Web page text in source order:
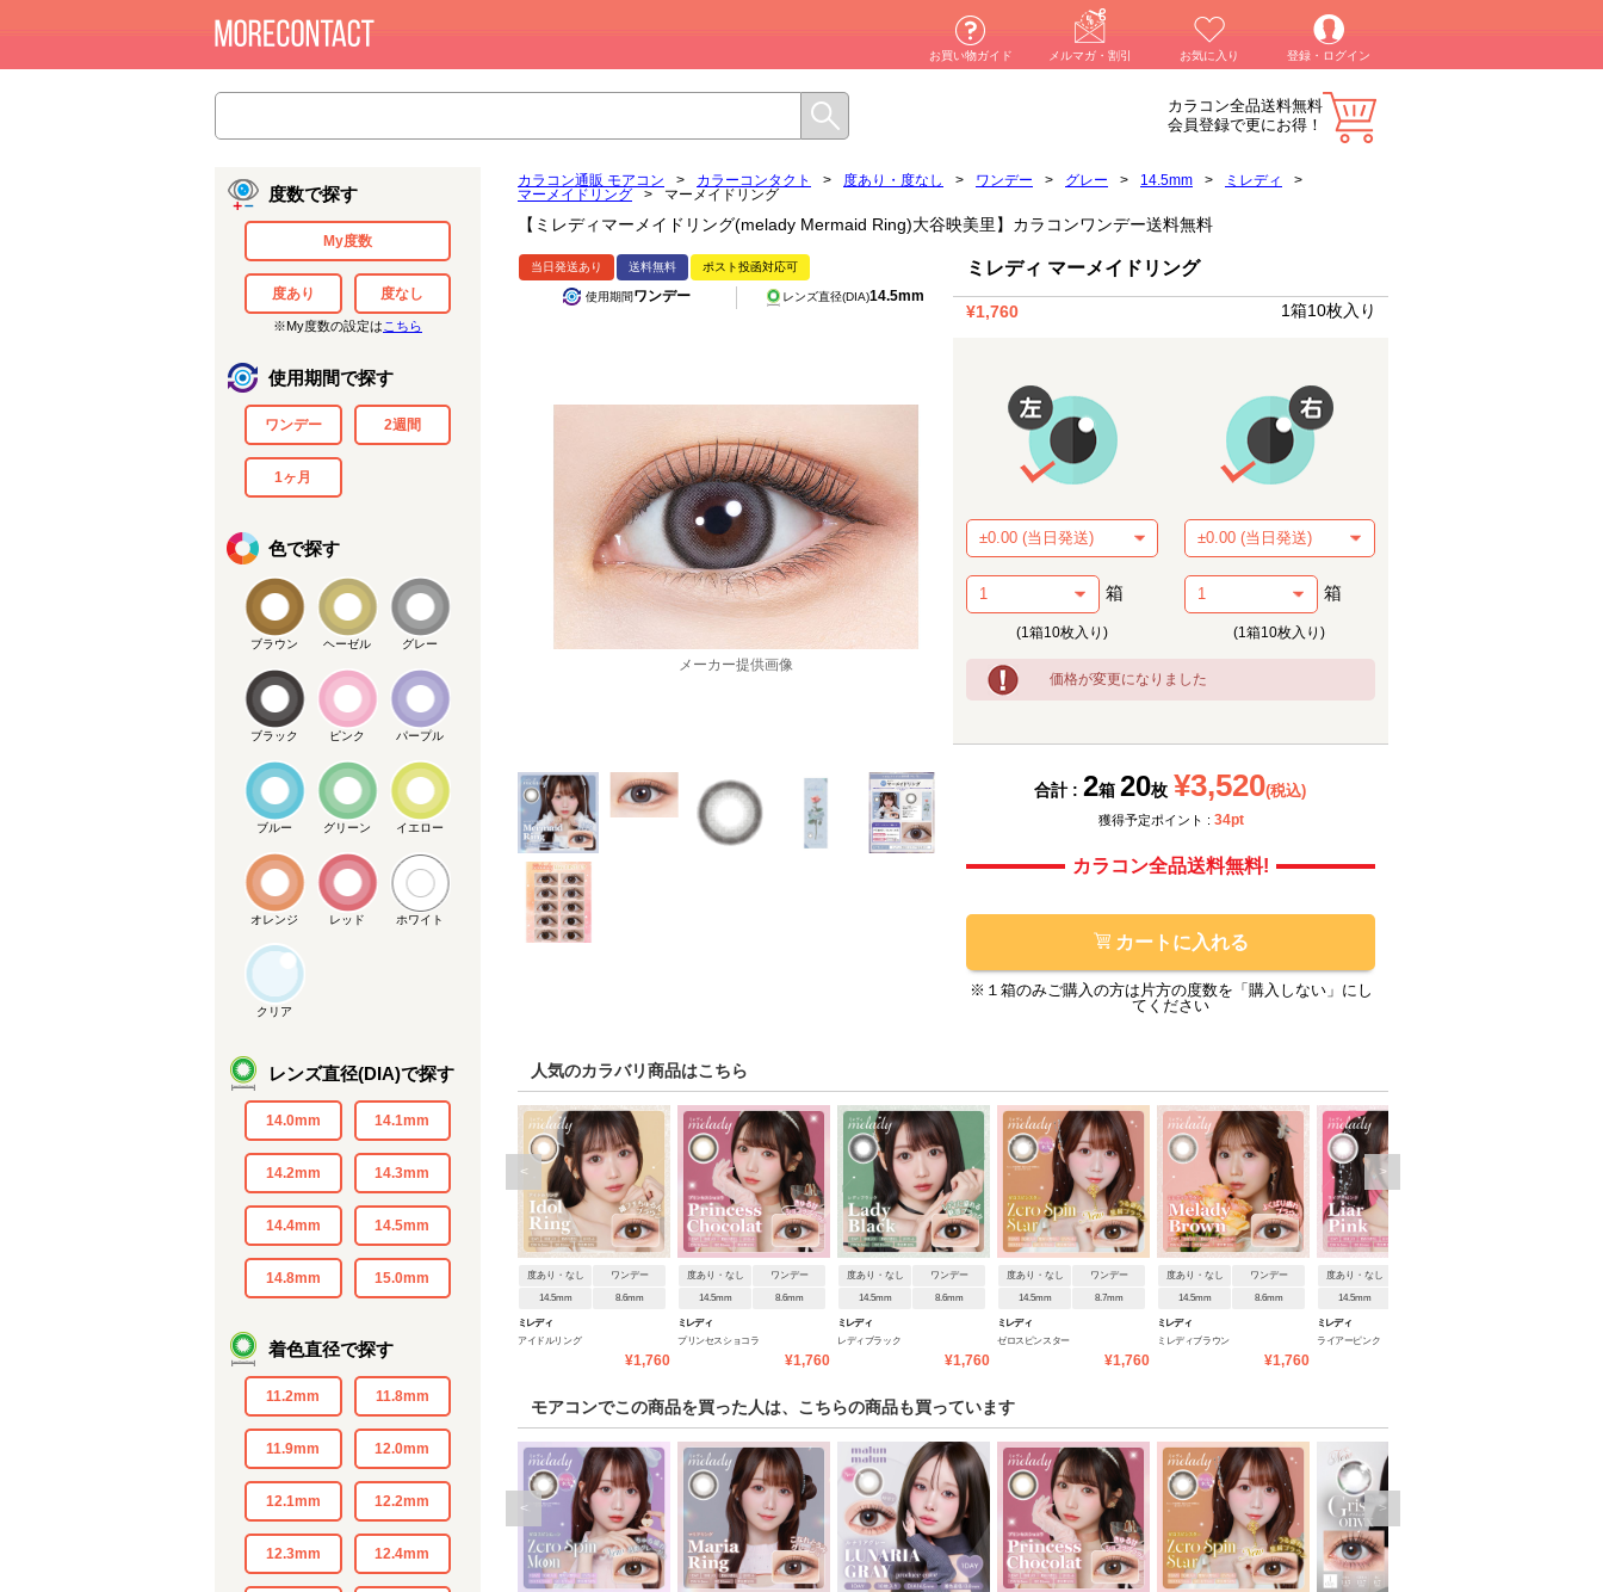
お買い物ガイド メルマガ・割引 お気に入り 登録・ログイン
カラコン全品送料無料
会員登録で更にお得！
度数で探す
My度数
度あり 度なし
※My度数の設定は こちら
使用期間で探す
ワンデー 2週間
1ヶ月
色で探す
ブラウン ヘーゼル グレー
ブラック ピンク パープル
ブルー グリーン イエロー
オレンジ レッド ホワイト
クリア
レンズ直径(DIA)で探す
14.0mm 14.1mm
14.2mm 14.3mm
14.4mm 14.5mm
14.8mm 15.0mm
着色直径で探す
11.2mm 11.8mm
11.9mm 12.0mm
12.1mm 12.2mm
12.3mm 12.4mm
カラコン通販 モアコン > カラーコンタクト > 度あり・度なし > ワンデー > グレー > 14.5mm > ミレディ
>
マーメイドリング
> マーメイドリング
【ミレディマーメイドリング(melady Mermaid Ring)大谷映美里】カラコンワンデー送料無料
当日発送あり 送料無料 ポスト投函対応可
使用期間ワンデー レンズ直径(DIA)14.5mm
ミレディ マーメイドリング
¥1,760 1箱10枚入り
箱
(1箱10枚入り)
箱
(1箱10枚入り)
価格が変更になりました
合計 : 2箱 20枚 ¥3,520(税込)
獲得予定ポイント : 34pt
カラコン全品送料無料!
カートに入れる
※１箱のみご購入の方は片方の度数を「購入しない」にし
てください
人気のカラバリ商品はこちら
度あり・なし ワンデー
14.5mm 8.6mm
ミレディ
アイドルリング
¥1,760
度あり・なし ワンデー
14.5mm 8.6mm
ミレディ
プリンセスショコラ
¥1,760
度あり・なし ワンデー
14.5mm 8.6mm
ミレディ
レディブラック
¥1,760
度あり・なし ワンデー
14.5mm 8.7mm
ミレディ
ゼロスピンスター
¥1,760
度あり・なし ワンデー
14.5mm 8.6mm
ミレディ
ミレディブラウン
¥1,760
度あり・なし
14.5mm
ミレディ
ライアーピンク
< >
モアコンでこの商品を買った人は、こちらの商品も買っています
< >